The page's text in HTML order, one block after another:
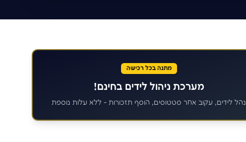
מתנה בכל רכישה
מערכת ניהול לידים בחינם!
נהל לידים, עקוב אחר סטטוסים, הוסף תזכורות - ללא עלות נוספת